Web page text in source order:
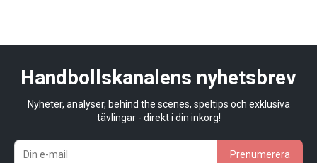
Handbollskanalens nyhetsbrev
Nyheter, analyser, behind the scenes, speltips och exklusiva
tävlingar - direkt i din inkorg!
Prenumerera